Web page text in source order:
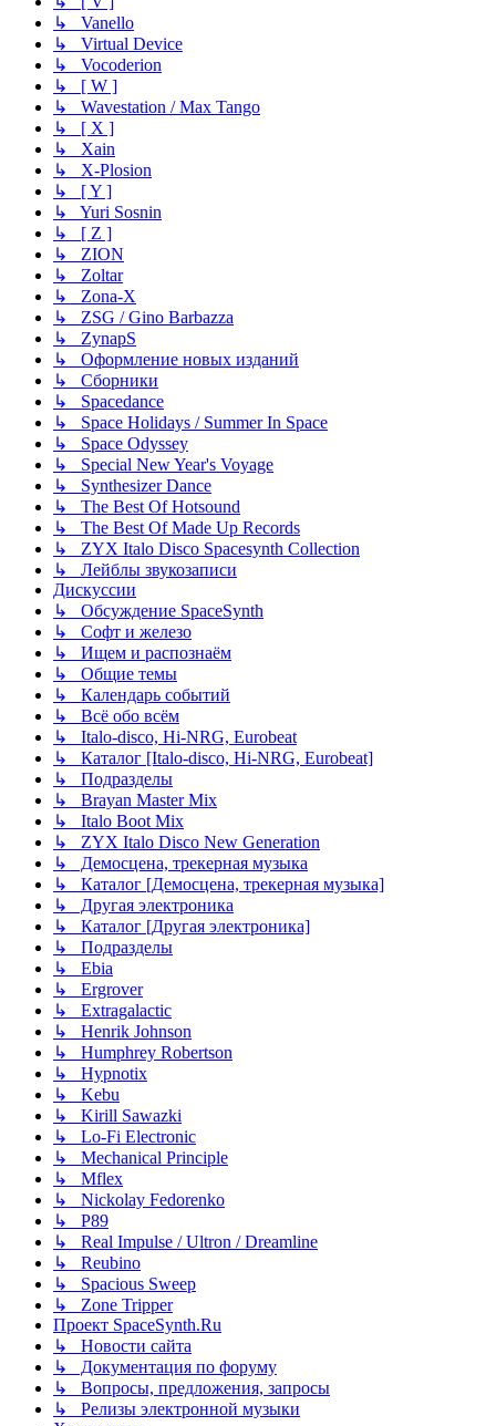
↳ Vanello
↳ Virtual Device
↳ Vocoderion
↳ [ W ]
↳ Wavestation / Max Tango
↳ [ X ]
↳ Xain
↳ X-Plosion
↳ [ Y ]
↳ Yuri Sosnin
↳ [ Z ]
↳ ZION
↳ Zoltar
↳ Zona-X
↳ ZSG / Gino Barbazza
↳ ZynapS
↳ Оформление новых изданий
↳ Сборники
↳ Spacedance
↳ Space Holidays / Summer In Space
↳ Space Odyssey
↳ Special New Year's Voyage
↳ Synthesizer Dance
↳ The Best Of Hotsound
↳ The Best Of Made Up Records
↳ ZYX Italo Disco Spacesynth Collection
↳ Лейблы звукозаписи
Дискуссии
↳ Обсуждение SpaceSynth
↳ Софт и железо
↳ Ищем и распознаём
↳ Общие темы
↳ Календарь событий
↳ Всё обо всём
↳ Italo-disco, Hi-NRG, Eurobeat
↳ Каталог [Italo-disco, Hi-NRG, Eurobeat]
↳ Подразделы
↳ Brayan Master Mix
↳ Italo Boot Mix
↳ ZYX Italo Disco New Generation
↳ Демосцена, трекерная музыка
↳ Каталог [Демосцена, трекерная музыка]
↳ Другая электроника
↳ Каталог [Другая электроника]
↳ Подразделы
↳ Ebia
↳ Ergrover
↳ Extragalactic
↳ Henrik Johnson
↳ Humphrey Robertson
↳ Hypnotix
↳ Kebu
↳ Kirill Sawazki
↳ Lo-Fi Electronic
↳ Mechanical Principle
↳ Mflex
↳ Nickolay Fedorenko
↳ P89
↳ Real Impulse / Ultron / Dreamline
↳ Reubino
↳ Spacious Sweep
↳ Zone Tripper
Проект SpaceSynth.Ru
↳ Новости сайта
↳ Документация по форуму
↳ Вопросы, предложения, запросы
↳ Релизы электронной музыки